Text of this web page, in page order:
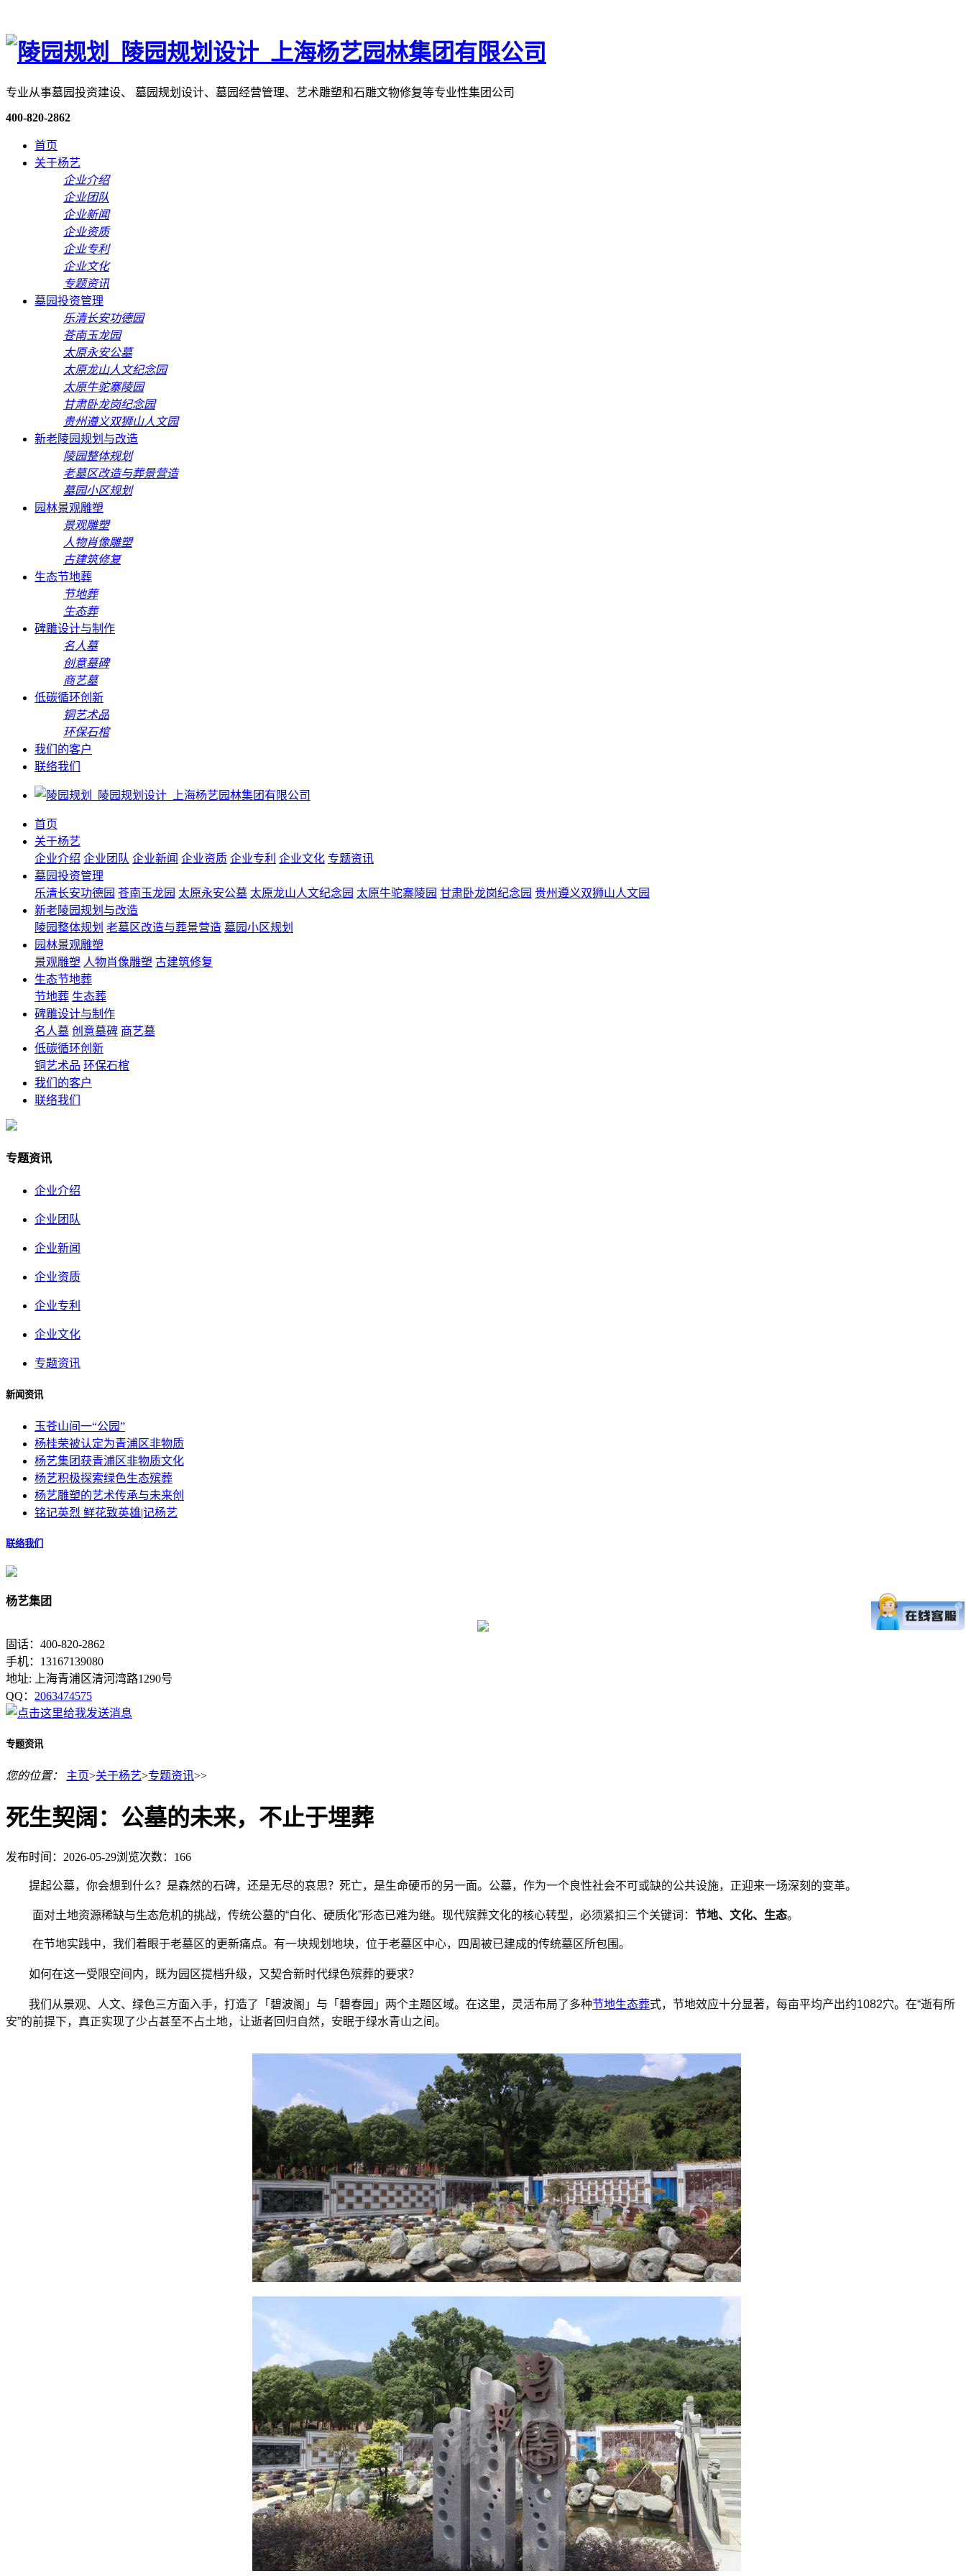
专业从事墓园投资建设、 墓园规划设计、墓园经营管理、艺术雕塑和石雕文物修复等专业性集团公司
400-820-2862
首页
关于杨艺
企业介绍
企业团队
企业新闻
企业资质
企业专利
企业文化
专题资讯
墓园投资管理
乐清长安功德园
苍南玉龙园
太原永安公墓
太原龙山人文纪念园
太原牛驼寨陵园
甘肃卧龙岗纪念园
贵州遵义双狮山人文园
新老陵园规划与改造
陵园整体规划
老墓区改造与葬景营造
墓园小区规划
园林景观雕塑
景观雕塑
人物肖像雕塑
古建筑修复
生态节地葬
节地葬
生态葬
碑雕设计与制作
名人墓
创意墓碑
商艺墓
低碳循环创新
铜艺术品
环保石棺
我们的客户
联络我们
首页
关于杨艺
企业介绍 企业团队 企业新闻 企业资质 企业专利 企业文化 专题资讯
墓园投资管理
乐清长安功德园 苍南玉龙园 太原永安公墓 太原龙山人文纪念园 太原牛驼寨陵园 甘肃卧龙岗纪念园 贵州遵义双狮山人文园
新老陵园规划与改造
陵园整体规划 老墓区改造与葬景营造 墓园小区规划
园林景观雕塑
景观雕塑 人物肖像雕塑 古建筑修复
生态节地葬
节地葬 生态葬
碑雕设计与制作
名人墓 创意墓碑 商艺墓
低碳循环创新
铜艺术品 环保石棺
我们的客户
联络我们
专题资讯
企业介绍
企业团队
企业新闻
企业资质
企业专利
企业文化
专题资讯
新闻资讯
玉苍山间一“公园”
杨桂荣被认定为青浦区非物质
杨艺集团获青浦区非物质文化
杨艺积极探索绿色生态殡葬
杨艺雕塑的艺术传承与未来创
铭记英烈 鲜花致英雄|记杨艺
联络我们
杨艺集团
固话：400-820-2862
手机：13167139080
地址: 上海青浦区清河湾路1290号
QQ： 2063474575
专题资讯
您的位置： 主页>关于杨艺>专题资讯>>
死生契阔：公墓的未来，不止于埋葬
发布时间：2026-05-29浏览次数： 166
提起公墓，你会想到什么？是森然的石碑，还是无尽的哀思？死亡，是生命硬币的另一面。公墓，作为一个良性社会不可或缺的公共设施，正迎来一场深刻的变革。
面对土地资源稀缺与生态危机的挑战，传统公墓的“白化、硬质化”形态已难为继。现代殡葬文化的核心转型，必须紧扣三个关键词：节地、文化、生态。
在节地实践中，我们着眼于老墓区的更新痛点。有一块规划地块，位于老墓区中心，四周被已建成的传统墓区所包围。
如何在这一受限空间内，既为园区提档升级，又契合新时代绿色殡葬的要求？
我们从景观、人文、绿色三方面入手，打造了「碧波阁」与「碧春园」两个主题区域。在这里，灵活布局了多种节地生态葬式，节地效应十分显著，每亩平均产出约1082穴。在“逝有所
安”的前提下，真正实现了少占甚至不占土地，让逝者回归自然，安眠于绿水青山之间。